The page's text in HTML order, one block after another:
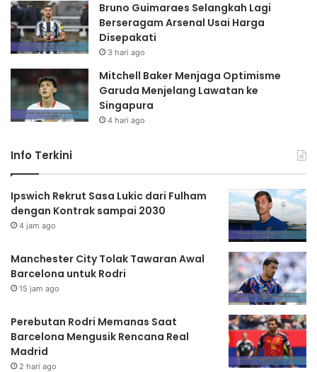
Bruno Guimaraes Selangkah Lagi
Berseragam Arsenal Usai Harga
Disepakati
3 hari ago
Mitchell Baker Menjaga Optimisme
Garuda Menjelang Lawatan ke
Singapura
4 hari ago
Info Terkini
Ipswich Rekrut Sasa Lukic dari Fulham
dengan Kontrak sampai 2030
4 jam ago
Manchester City Tolak Tawaran Awal
Barcelona untuk Rodri
15 jam ago
Perebutan Rodri Memanas Saat
Barcelona Mengusik Rencana Real
Madrid
2 hari ago